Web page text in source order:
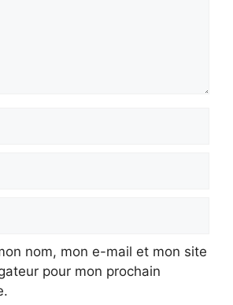
nom, mon e-mail et mon site
pour mon prochain